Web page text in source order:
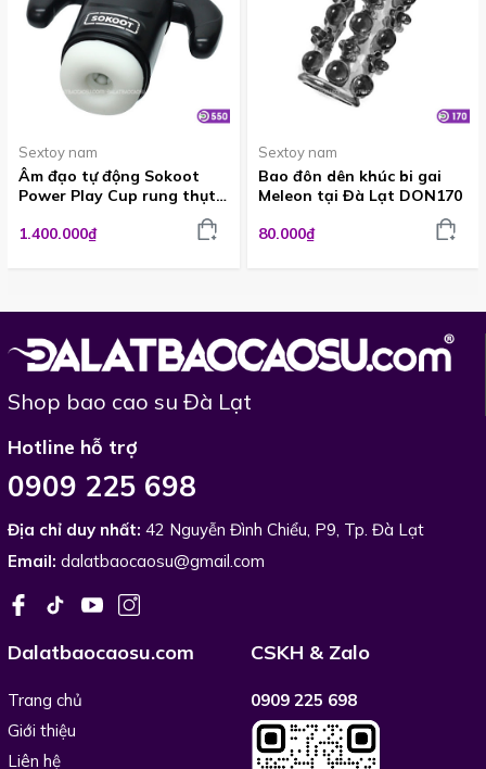
Sextoy nam
Âm đạo tự động Sokoot
Power Play Cup rung thụt
1.400.000₫
Sextoy nam
Bao đôn dên khúc bi gai
Meleon tại Đà Lạt DON170
80.000₫
Shop bao cao su Đà Lạt
Hotline hỗ trợ
0909 225 698
Địa chỉ duy nhất: 42 Nguyễn Đình Chiểu, P9, Tp. Đà Lạt
Email: dalatbaocaosu@gmail.com
Dalatbaocaosu.com
Trang chủ
Giới thiệu
Liên hệ
CSKH & Zalo
0909 225 698